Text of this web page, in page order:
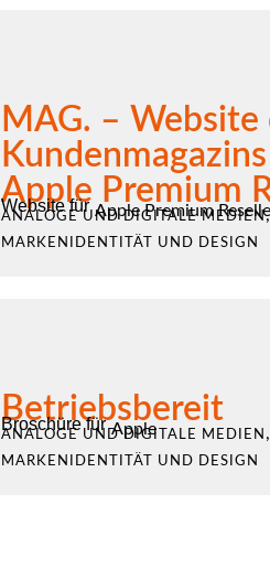
MAG. – Website
Apple Premium
Website für Apple Premium
ANALOGE UND DIGITALE MEDIEN,
MARKENIDENTITÄT UND DESIGN
Betriebsbereit
Broschüre für Apple
ANALOGE UND DIGITALE MEDIEN ,
MARKENIDENTITÄT UND DESIGN